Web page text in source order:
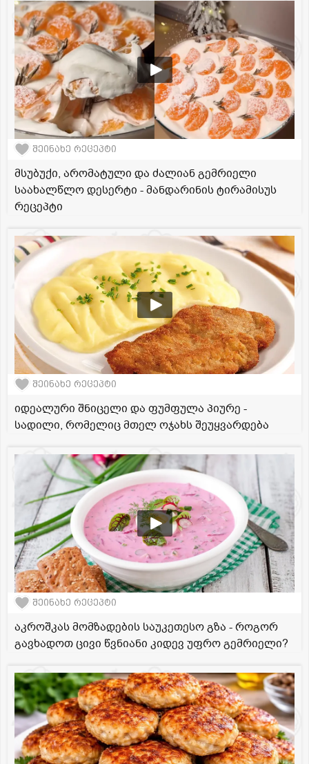
შეინახე რეცეპტი
მსუბუქი, არომატული და ძალიან გემრიელი
საახალწლო დესერტი - მანდარინის ტირამისუს
რეცეპტი
შეინახე რეცეპტი
იდეალური შნიცელი და ფუმფულა პიურე -
სადილი, რომელიც მთელ ოჯახს შეუყვარდება
შეინახე რეცეპტი
აკროშკას მომზადების საუკეთესო გზა - როგორ
გავხადოთ ცივი წვნიანი კიდევ უფრო გემრიელი?